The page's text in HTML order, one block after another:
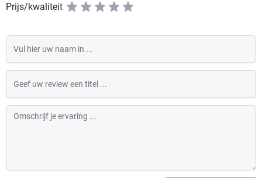
Prijs/kwaliteit
Vul hier uw naam in
Geef uw review een titel
Omschrijf je ervaring